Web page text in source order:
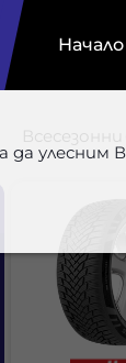
да
Начало
Всесезонни